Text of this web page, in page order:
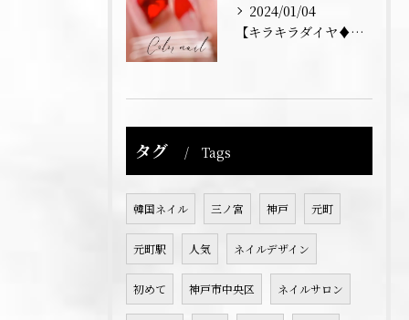
2024/01/04
【キラキラダイヤ♦️フレンチネイル】
タグ Tags
韓国ネイル 三ノ宮 神戸 元町
元町駅 人気 ネイルデザイン
初めて 神戸市中央区 ネイルサロン